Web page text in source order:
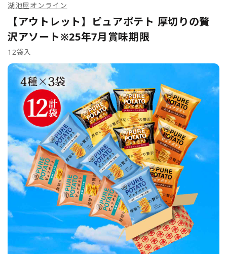
湖池屋オンライン
【アウトレット】ピュアポテト 厚切りの贅
沢アソート※25年7月賞味期限
12袋入